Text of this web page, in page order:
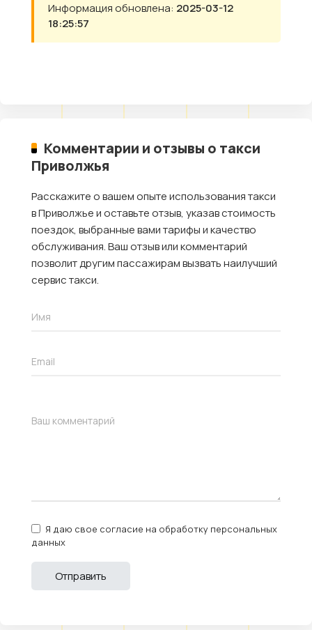
Информация обновлена: 2025-03-12
18:25:57
Комментарии и отзывы о такси
Приволжья
Расскажите о вашем опыте использования такси
в Приволжье и оставьте отзыв, указав стоимость
поездок, выбранные вами тарифы и качество
обслуживания. Ваш отзыв или комментарий
позволит другим пассажирам вызвать наилучший
сервис такси.
Я даю свое согласие на обработку персональных
данных